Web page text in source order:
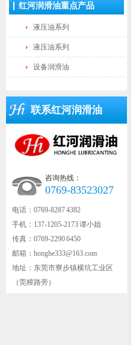
红河润滑油重点产品
液压油系列
液压油系列
设备润滑油
联系红河润滑油
咨询热线：
0769-83523027
电话：0769-8287 4382
手机：137-1205-2173 谭小姐
传真：0769-2290 6450
邮箱：honghe333@163.com
地址：东莞市寮步镇横坑工业区
（莞樟路旁）